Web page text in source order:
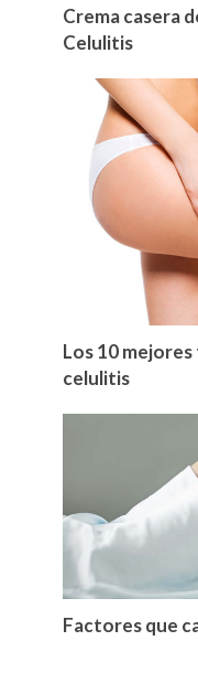
Crema casera
Celulitis
Los 10
celulitis
Factores que